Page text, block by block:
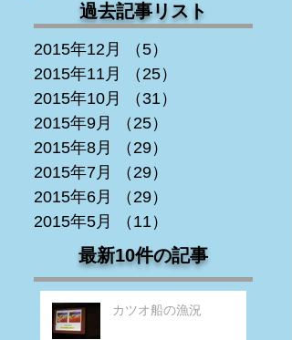
過去記事リスト
2015年12月 （5）
2015年11月
（25）
2015年10月
（31）
2015年9月
（25）
2015年8月
（29）
2015年7月
（29）
2015年6月
（29）
2015年5月
（11）
最新10件の記事
カツオ船の漁況